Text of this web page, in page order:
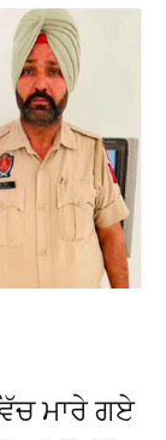
ਮਾਰੇ ਗਏ